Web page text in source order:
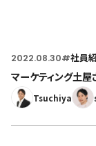
2022.08.30#社員
マーケティング土
Tsuchiya